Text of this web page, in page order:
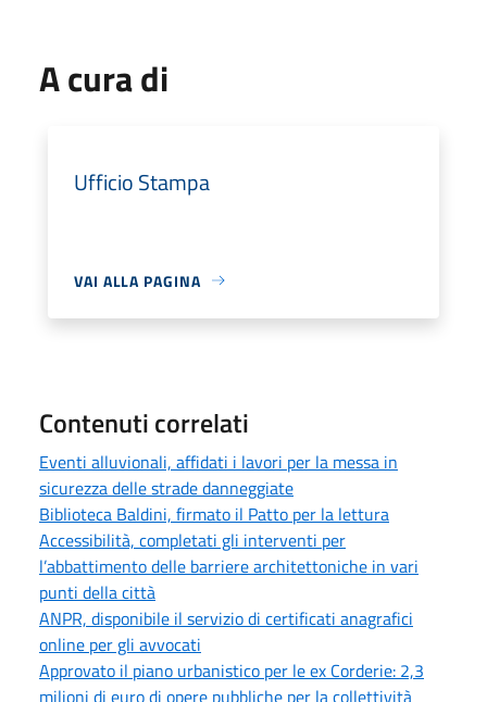
A cura di
Ufficio Stampa
VAI ALLA PAGINA
Contenuti correlati
Eventi alluvionali, affidati i lavori per la messa in
sicurezza delle strade danneggiate
Biblioteca Baldini, firmato il Patto per la lettura
Accessibilità, completati gli interventi per
l’abbattimento delle barriere architettoniche in vari
punti della città
ANPR, disponibile il servizio di certificati anagrafici
online per gli avvocati
Approvato il piano urbanistico per le ex Corderie: 2,3
milioni di euro di opere pubbliche per la collettività